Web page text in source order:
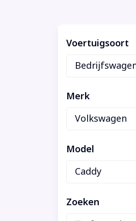
Voertuigsoort
Merk
Model
Zoeken